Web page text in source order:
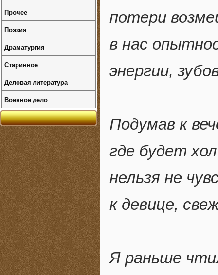
потери
в нас
энергии,
Подумав к
где будет
нельзя не
к девице,
Я раньше
Прочее
Поэзия
Драматургия
Старинное
Деловая литература
Военное дело